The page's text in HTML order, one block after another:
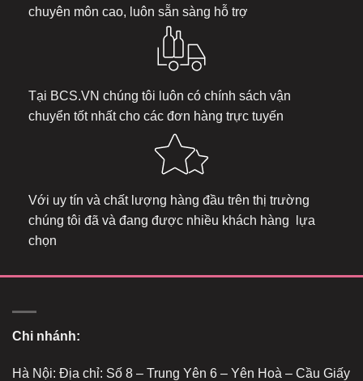
chuyên môn cao, luôn sẵn sàng hỗ trợ
Tại BCS.VN chúng tôi luôn có chính sách vận
chuyển tốt nhất cho các đơn hàng trực tuyến
Với uy tín và chất lượng hàng đầu trên thị trường
chúng tôi đã và đang được nhiều khách hàng lựa
chọn
Chi nhánh:
Hà Nội: Địa chỉ: Số 8 – Trung Yên 6 – Yên Hoà – Cầu Giấy